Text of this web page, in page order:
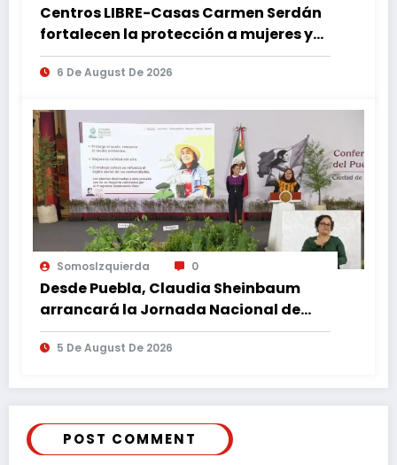
Centros LIBRE-Casas Carmen Serdán
fortalecen la protección a mujeres y
reducen feminicidios en Puebla
6 De August De 2026
SomosIzquierda 0
Desde Puebla, Claudia Sheinbaum
arrancará la Jornada Nacional de
Reforestación
5 De August De 2026
POST COMMENT